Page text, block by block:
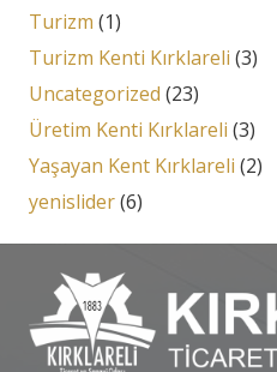
Turizm (1)
Turizm Kenti Kırklareli (3)
Uncategorized (23)
Üretim Kenti Kırklareli (3)
Yaşayan Kent Kırklareli (2)
yenislider(6)